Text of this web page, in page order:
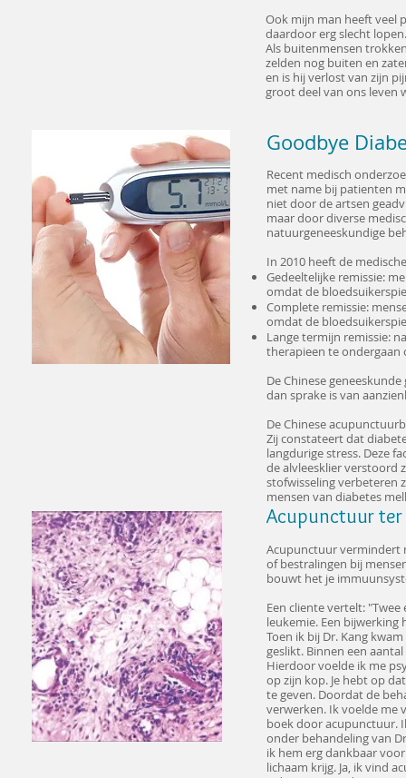
Ook mijn man heeft veel
daardoor erg slecht
Als buitenmensen
zelden nog buiten en
en is hij verlost van zijn
groot deel van ons leven
Goodbye
Recent medisch
met name bij patienten
niet door de artsen
maar door diverse
natuurgeneeskundige
In 2010 heeft de
Gedeeltelijke remissie:
omdat de
Complete remissie:
omdat de
Lange termijn remissie:
therapieen te ondergaan
De Chinese
dan sprake is van
De Chinese
Zij constateert dat
langdurige stress. Deze
de alvleesklier verstoord
stofwisseling verbeteren
mensen van diabetes
Acupunctuur
Acupunctuur vermindert
of bestralingen bij
bouwt het je
Een cliente vertelt:
leukemie. Een bijwerking
Toen ik bij Dr. Kang
geslikt. Binnen een
Hierdoor voelde ik me
op zijn kop. Je hebt op
te geven. Doordat de
verwerken. Ik voelde me
boek door acupunctuur.
onder behandeling van
ik hem erg dankbaar
lichaam krijg. Ja, ik vind